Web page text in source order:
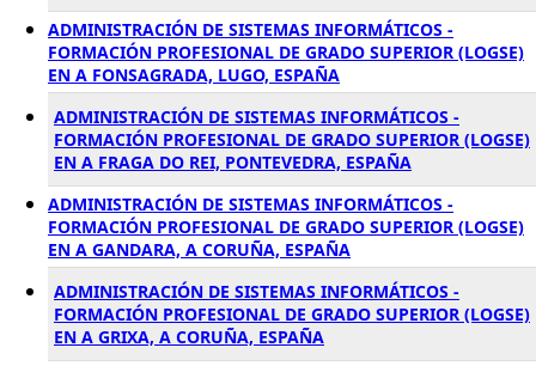
ADMINISTRACIÓN DE SISTEMAS INFORMÁTICOS -
FORMACIÓN PROFESIONAL DE GRADO SUPERIOR (LOGSE)
EN A FONSAGRADA, LUGO, ESPAÑA
ADMINISTRACIÓN DE SISTEMAS INFORMÁTICOS -
FORMACIÓN PROFESIONAL DE GRADO SUPERIOR (LOGSE)
EN A FRAGA DO REI, PONTEVEDRA, ESPAÑA
ADMINISTRACIÓN DE SISTEMAS INFORMÁTICOS -
FORMACIÓN PROFESIONAL DE GRADO SUPERIOR (LOGSE)
EN A GANDARA, A CORUÑA, ESPAÑA
ADMINISTRACIÓN DE SISTEMAS INFORMÁTICOS -
FORMACIÓN PROFESIONAL DE GRADO SUPERIOR (LOGSE)
EN A GRIXA, A CORUÑA, ESPAÑA